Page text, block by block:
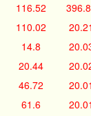
116.52
110.02
14.8
20.44
46.72
61.6